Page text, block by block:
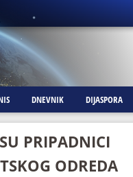
DNEVNIK DIJASPORA
PRIPADNICI
ODREDA